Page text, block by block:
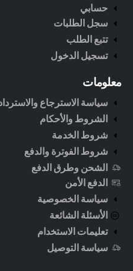
حسابي
سجل الطلبات
تتبع الطلب
تسجيل الدخول
معلومات
سياسة الاسترجاع
الشروط والأحكام
شروط الخدمة
شروط الفوترة والدفع
الشحن وطرق الدفع
الدفع الأمن
سياسة الخصوصية
الأسئلة الشائعة
تعليمات الاستخدام
سياسة التوصيل